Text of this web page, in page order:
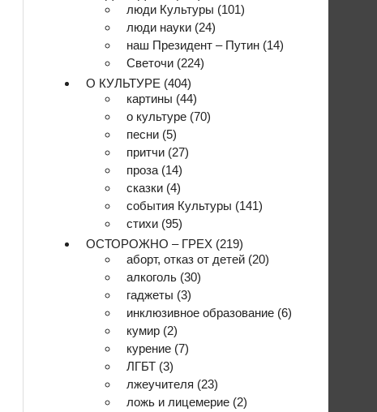
люди Культуры (101)
люди науки (24)
наш Президент – Путин (14)
Светочи (224)
О КУЛЬТУРЕ (404)
картины (44)
о культуре (70)
песни (5)
притчи (27)
проза (14)
сказки (4)
события Культуры (141)
стихи (95)
ОСТОРОЖНО – ГРЕХ (219)
аборт, отказ от детей (20)
алкоголь (30)
гаджеты (3)
инклюзивное образование (6)
кумир (2)
курение (7)
ЛГБТ (3)
лжеучителя (23)
ложь и лицемерие (2)